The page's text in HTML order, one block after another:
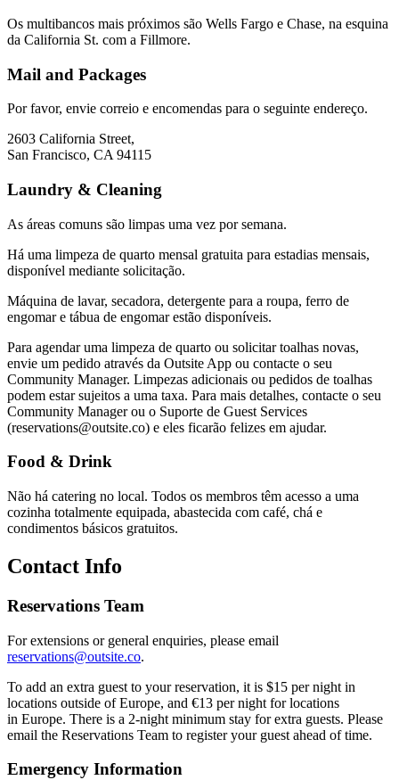
Os multibancos mais próximos são Wells Fargo e Chase, na esquina
da California St. com a Fillmore.
Mail and Packages
Por favor, envie correio e encomendas para o seguinte endereço.
2603 California Street,
San Francisco, CA 94115
Laundry & Cleaning
As áreas comuns são limpas uma vez por semana.
Há uma limpeza de quarto mensal gratuita para estadias mensais,
disponível mediante solicitação.
Máquina de lavar, secadora, detergente para a roupa, ferro de
engomar e tábua de engomar estão disponíveis.
Para agendar uma limpeza de quarto ou solicitar toalhas novas,
envie um pedido através da Outsite App ou contacte o seu
Community Manager. Limpezas adicionais ou pedidos de toalhas
podem estar sujeitos a uma taxa. Para mais detalhes, contacte o seu
Community Manager ou o Suporte de Guest Services
(reservations@outsite.co) e eles ficarão felizes em ajudar.
Food & Drink
Não há catering no local. Todos os membros têm acesso a uma
cozinha totalmente equipada, abastecida com café, chá e
condimentos básicos gratuitos.
Contact Info
Reservations Team
For extensions or general enquiries, please email
reservations@outsite.co.
To add an extra guest to your reservation, it is $15 per night in
locations outside of Europe, and €13 per night for locations
in Europe. There is a 2-night minimum stay for extra guests. Please
email the Reservations Team to register your guest ahead of time.
Emergency Information